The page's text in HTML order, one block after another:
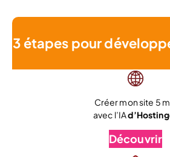
3 étapes pour
Créer mon site 5
avec l’IA
Découvrir